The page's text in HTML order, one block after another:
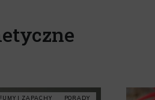
I ZAPACHY PORADY